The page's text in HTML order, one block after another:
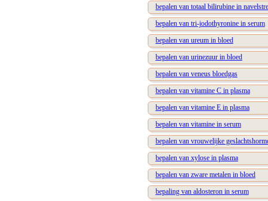
bepalen van totaal bilirubine in
bepalen van tri-jodothyronine in serum
bepalen van ureum in bloed
bepalen van urinezuur in bloed
bepalen van veneus bloedgas
bepalen van vitamine C in plasma
bepalen van vitamine E in plasma
bepalen van vitamine in serum
bepalen van vrouwelijke
bepalen van xylose in plasma
bepalen van zware metalen in bloed
bepaling van aldosteron in serum